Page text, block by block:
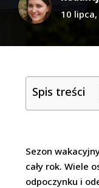
10
Spis treści
Sezon
cały rok. Wiele
odpoczynku i